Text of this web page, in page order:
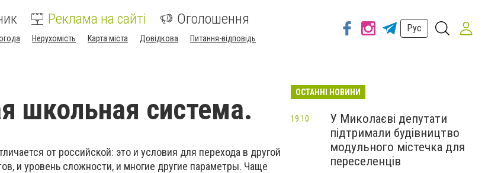
Реклама на сайті Оголошення
Нерухомість Карта міста Довідкова Питання-відповідь
Рус
школьная система.
от российской: это и условия для перехода в другой
и уровень сложности, и многие другие параметры. Чаще
ОСТАННІ НОВИНИ
У Миколаєві депутати
підтримали будівництво
модульного містечка для
переселенців
19:10